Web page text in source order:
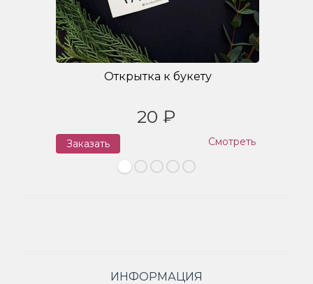
Открытка к букету
20 ₽
Заказать Смотреть
ИНФОРМАЦИЯ